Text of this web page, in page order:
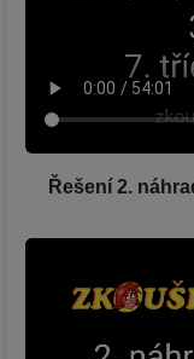
Řešení 2.